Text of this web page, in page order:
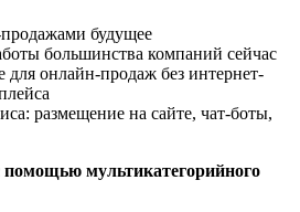
будущее
большинства компаний сейчас
онлайн-продаж без интернет-
размещение на сайте, чат-боты,
помощью мультикатегорийного